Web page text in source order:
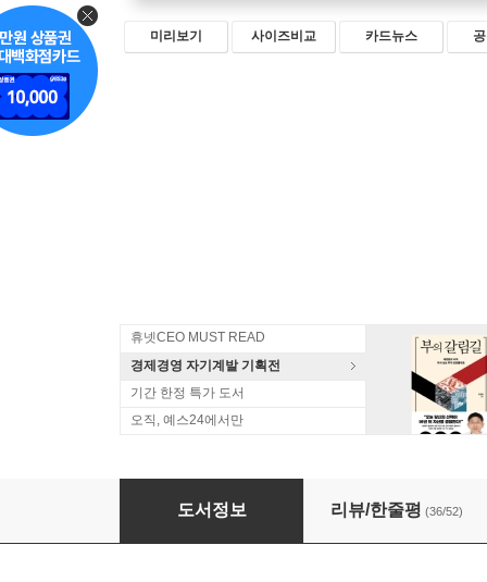
미리보기 사이즈비교 카드뉴스
휴넷CEO MUST READ
경제경영 자기계발 기획전
기간 한정 특가 도서
오직, 예스24에서만
무조건 팔리는 카피 단어장
도서정보 리뷰/한줄평 (36/52)